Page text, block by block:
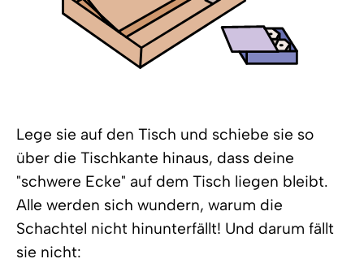
Lege sie auf den Tisch und schiebe sie so
über die Tischkante hinaus, dass deine
"schwere Ecke" auf dem Tisch liegen bleibt.
Alle werden sich wundern, warum die
Schachtel nicht hinunterfällt! Und darum fällt
sie nicht: